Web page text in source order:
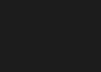
Open (6)